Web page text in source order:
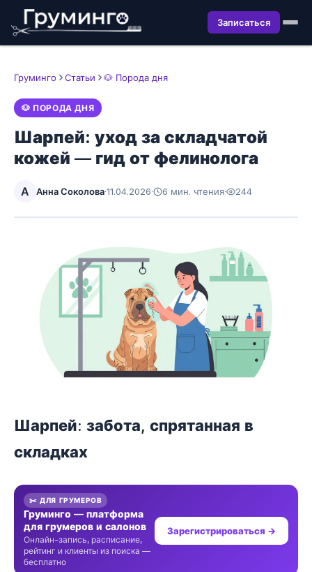
Записаться
Груминго Статьи 🐶 Порода дня
🐶 ПОРОДА ДНЯ
Шарпей: уход за складчатой
кожей — гид от фелинолога
А Анна Соколова·11.04.2026· 6 мин. чтения· 244
Шарпей: забота, спрятанная в
складках
✂️ ДЛЯ ГРУМЕРОВ
Груминго — платформа
для грумеров и салонов
Онлайн-запись, расписание,
рейтинг и клиенты из поиска —
бесплатно
Зарегистрироваться →